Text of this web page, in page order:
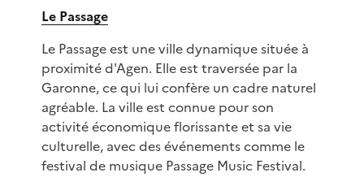
Le Passage
Le Passage est une ville dynamique située à
proximité d'Agen. Elle est traversée par la
Garonne, ce qui lui confère un cadre naturel
agréable. La ville est connue pour son
activité économique florissante et sa vie
culturelle, avec des événements comme le
festival de musique Passage Music Festival.